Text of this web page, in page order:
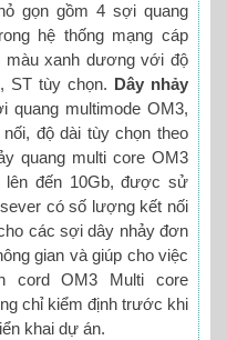
gọn gồm 4 sợi quang
hệ thống mạng cáp
màu xanh dương với độ
ST tùy chọn. Dây nhảy
quang multimode OM3,
độ dài tùy chọn theo
quang multi core OM3
đến 10Gb, được sử
có số lượng kết nối
các sợi dây nhảy đơn
gian và giúp cho việc
cord OM3 Multi core
chỉ kiểm định trước khi
khai dự án.